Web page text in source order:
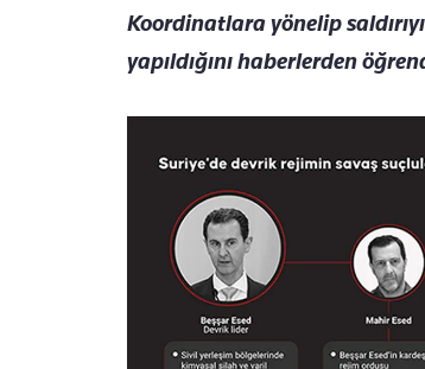
Koordinatlara yönelip
yapıldığını haberlerden